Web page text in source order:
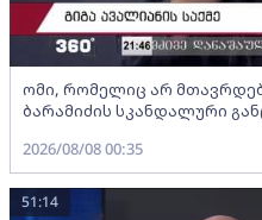
ომი, რომელიც არ
ბარამიძის სკანდალური
2026/08/08 00:35
51:14